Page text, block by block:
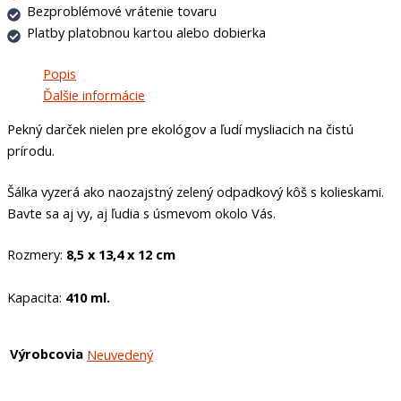
Bezproblémové vrátenie tovaru
Platby platobnou kartou alebo dobierka
Popis
Ďalšie informácie
Pekný darček nielen pre ekológov a ľudí mysliacich na čistú
prírodu.
Šálka vyzerá ako naozajstný zelený odpadkový kôš s kolieskami.
Bavte sa aj vy, aj ľudia s úsmevom okolo Vás.
Rozmery: 8,5 x 13,4 x 12 cm
Kapacita: 410 ml.
Výrobcovia Neuvedený